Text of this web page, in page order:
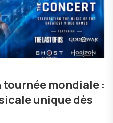
mondiale :
unique dès